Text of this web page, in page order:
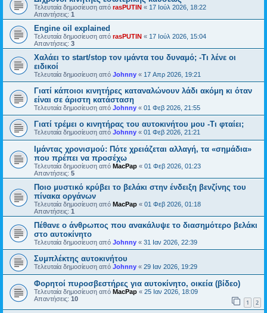
Τελευταία δημοσίευση από rasPUTIN « 17 Ιούλ 2026, 18:22
Απαντήσεις: 1
Engine oil explained
Τελευταία δημοσίευση από rasPUTIN « 17 Ιούλ 2026, 15:04
Απαντήσεις: 3
Χαλάει το start/stop τον ιμάντα του δυναμό; -Τι λένε οι
ειδικοί
Τελευταία δημοσίευση από Johnny « 17 Απρ 2026, 19:21
Γιατί κάποιοι κινητήρες καταναλώνουν λάδι ακόμη κι όταν
είναι σε άριστη κατάσταση
Τελευταία δημοσίευση από Johnny « 01 Φεβ 2026, 21:55
Γιατί τρέμει ο κινητήρας του αυτοκινήτου μου -Τι φταίει;
Τελευταία δημοσίευση από Johnny « 01 Φεβ 2026, 21:21
Ιμάντας χρονισμού: Πότε χρειάζεται αλλαγή, τα «σημάδια»
που πρέπει να προσέχω
Τελευταία δημοσίευση από MacPap « 01 Φεβ 2026, 01:23
Απαντήσεις: 5
Ποιο μυστικό κρύβει το βελάκι στην ένδειξη βενζίνης του
πίνακα οργάνων
Τελευταία δημοσίευση από MacPap « 01 Φεβ 2026, 01:18
Απαντήσεις: 1
Πέθανε ο άνθρωπος που ανακάλυψε το διασημότερο βελάκι
στο αυτοκίνητο
Τελευταία δημοσίευση από Johnny « 31 Ιαν 2026, 22:39
Συμπλέκτης αυτοκινήτου
Τελευταία δημοσίευση από Johnny « 29 Ιαν 2026, 19:29
Φορητοί πυροσβεστήρες για αυτοκίνητο, οικεία (βίδεο)
Τελευταία δημοσίευση από MacPap « 25 Ιαν 2026, 18:09
Απαντήσεις: 10 1 2